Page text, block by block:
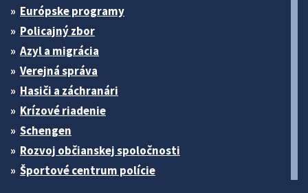
Európske programy
Policajný zbor
Azyl a migrácia
Verejná správa
Hasiči a záchranári
Krízové riadenie
Schengen
Rozvoj občianskej spoločnosti
Športové centrum polície